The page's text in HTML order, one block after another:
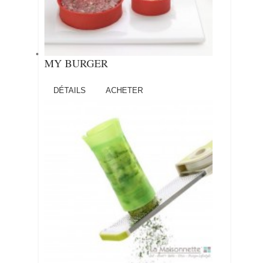
MY BURGER
DÉTAILS ACHETER